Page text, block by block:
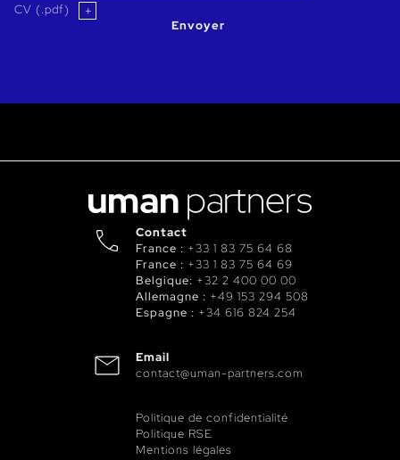
CV (.pdf)
Envoyer
Contact
France : +33 1 83 75 64 68
France : +33 1 83 75 64 69
Belgique: +32 2 400 00 00
Allemagne : +49 153 294 508
Espagne : +34 616 824 254
Email
contact@uman-partners.com
Politique de confidentialité
Politique RSE
Mentions légales